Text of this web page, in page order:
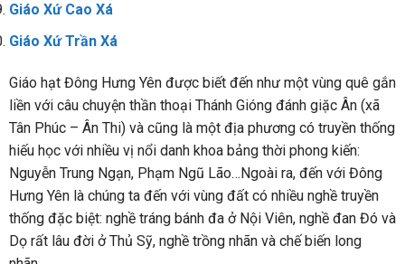
Giáo Xứ Cao Xá
Giáo Xứ Trần Xá
Giáo hạt Đông Hưng Yên được biết đến như một vùng quê gắn
liền với câu chuyện thần thoại Thánh Gióng đánh giặc Ân (xã
Tân Phúc – Ân Thi) và cũng là một địa phương có truyền thống
hiếu học với nhiều vị nổi danh khoa bảng thời phong kiến:
Nguyễn Trung Ngạn, Phạm Ngũ Lão…Ngoài ra, đến với Đông
Hưng Yên là chúng ta đến với vùng đất có nhiều nghề truyền
thống đặc biệt: nghề tráng bánh đa ở Nội Viên, nghề đan Đó và
Dọ rất lâu đời ở Thủ Sỹ, nghề trồng nhãn và chế biến long